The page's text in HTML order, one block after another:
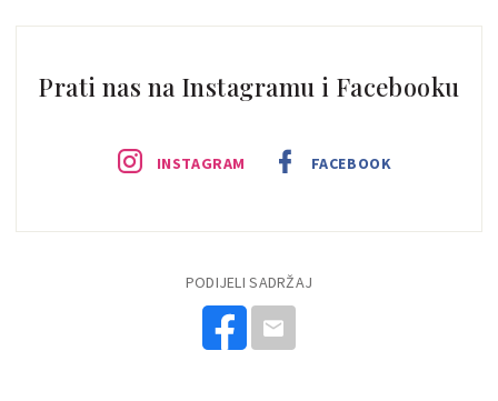
Prati nas na Instagramu i Facebooku
INSTAGRAM FACEBOOK
PODIJELI SADRŽAJ